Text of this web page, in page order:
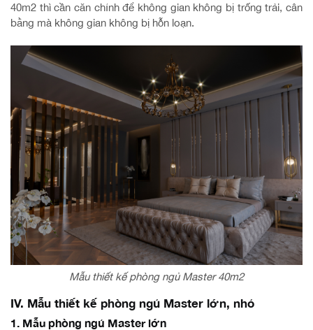
40m2 thì cần căn chỉnh để không gian không bị trống trải, cân
bằng mà không gian không bị hỗn loạn.
Mẫu thiết kế phòng ngủ Master 40m2
IV. Mẫu thiết kế phòng ngủ Master lớn, nhỏ
1. Mẫu phòng ngủ Master lớn